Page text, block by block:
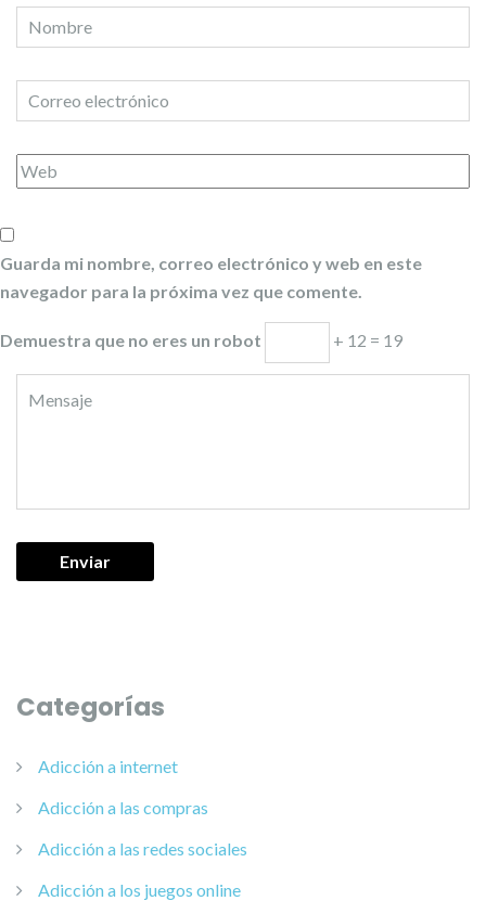
Guarda mi nombre, correo electrónico y web en este
navegador para la próxima vez que comente.
Demuestra que no eres un robot + 12 = 19
Categorías
Adicción a internet
Adicción a las compras
Adicción a las redes sociales
Adicción a los juegos online